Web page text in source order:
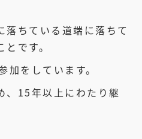
落ちている道端に落ちて
です。
をしています。
、15年以上にわたり継